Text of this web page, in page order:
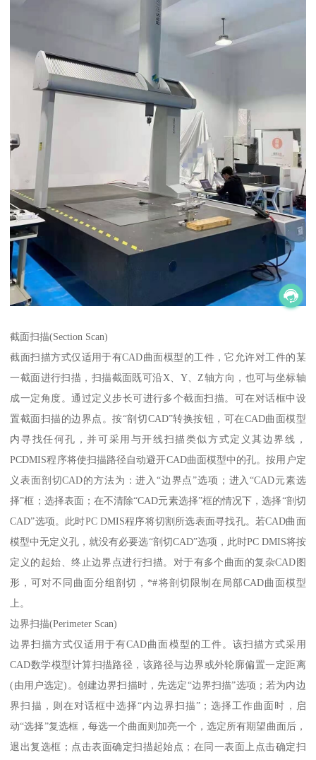
截面扫描(Section Scan)
截面扫描方式仅适用于有CAD曲面模型的工件，它允许对工件的某
一截面进行扫描，扫描截面既可沿X、Y、Z轴方向，也可与坐标轴
成一定角度。通过定义步长可进行多个截面扫描。可在对话框中设
置截面扫描的边界点。按“剖切CAD”转换按钮，可在CAD曲面模型
内寻找任何孔，并可采用与开线扫描类似方式定义其边界线，
PCDMIS程序将使扫描路径自动避开CAD曲面模型中的孔。按用户定
义表面剖切CAD的方法为：进入“边界点”选项；进入“CAD元素选
择”框；选择表面；在不清除“CAD元素选择”框的情况下，选择“剖切
CAD”选项。此时PC DMIS程序将切割所选表面寻找孔。若CAD曲面
模型中无定义孔，就没有必要选“剖切CAD”选项，此时PC DMIS将按
定义的起始、终止边界点进行扫描。对于有多个曲面的复杂CAD图
形，可对不同曲面分组剖切，*#将剖切限制在局部CAD曲面模型
上。
边界扫描(Perimeter Scan)
边界扫描方式仅适用于有CAD曲面模型的工件。该扫描方式采用
CAD数学模型计算扫描路径，该路径与边界或外轮廓偏置一定距离
(由用户选定)。创建边界扫描时，先选定“边界扫描”选项；若为内边
界扫描，则在对话框中选择“内边界扫描”；选择工作曲面时，启
动“选择”复选框，每选一个曲面则加亮一个，选定所有期望曲面后，
退出复选框；点击表面确定扫描起始点；在同一表面上点击确定扫